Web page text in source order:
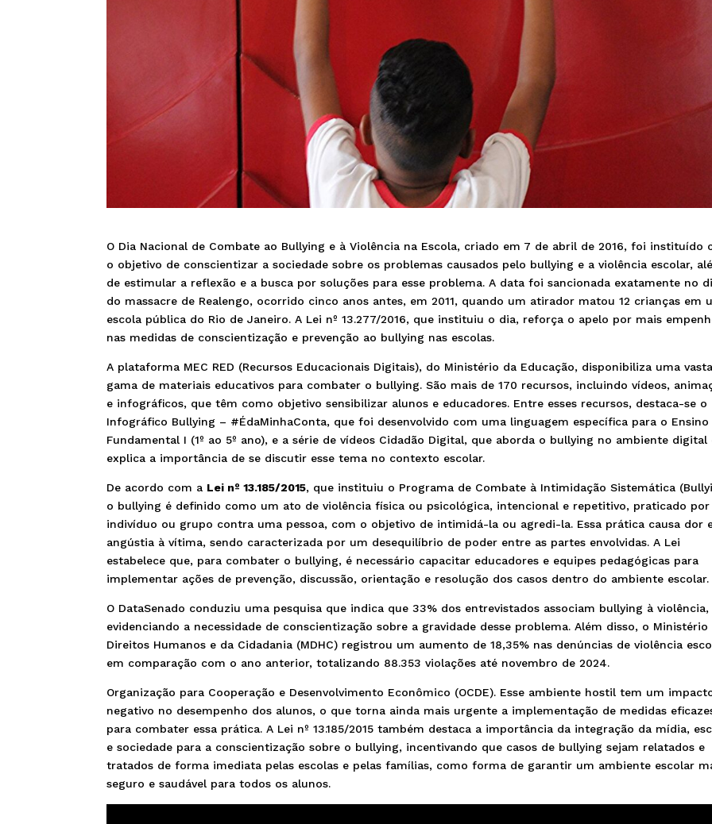
O Dia Nacional de Combate ao Bullying e à Violência na Escola, criado em 7 de abril de 2016, foi instituído
o objetivo de conscientizar a sociedade sobre os problemas causados pelo bullying e a violência escolar,
de estimular a reflexão e a busca por soluções para esse problema. A data foi sancionada exatamente no
do massacre de Realengo, ocorrido cinco anos antes, em 2011, quando um atirador matou 12 crianças em
escola pública do Rio de Janeiro. A Lei nº 13.277/2016, que instituiu o dia, reforça o apelo por mais
nas medidas de conscientização e prevenção ao bullying nas escolas.
A plataforma MEC RED (Recursos Educacionais Digitais), do Ministério da Educação, disponibiliza uma vasta
gama de materiais educativos para combater o bullying. São mais de 170 recursos, incluindo vídeos,
e infográficos, que têm como objetivo sensibilizar alunos e educadores. Entre esses recursos, destaca-se o
Infográfico Bullying – #ÉdaMinhaConta, que foi desenvolvido com uma linguagem específica para o Ensino
Fundamental I (1º ao 5º ano), e a série de vídeos Cidadão Digital, que aborda o bullying no ambiente digital
explica a importância de se discutir esse tema no contexto escolar.
De acordo com a Lei nº 13.185/2015, que instituiu o Programa de Combate à Intimidação Sistemática
o bullying é definido como um ato de violência física ou psicológica, intencional e repetitivo, praticado por
indivíduo ou grupo contra uma pessoa, com o objetivo de intimidá-la ou agredi-la. Essa prática causa dor
angústia à vítima, sendo caracterizada por um desequilíbrio de poder entre as partes envolvidas. A Lei
estabelece que, para combater o bullying, é necessário capacitar educadores e equipes pedagógicas para
implementar ações de prevenção, discussão, orientação e resolução dos casos dentro do ambiente escolar.
O DataSenado conduziu uma pesquisa que indica que 33% dos entrevistados associam bullying à violência,
evidenciando a necessidade de conscientização sobre a gravidade desse problema. Além disso, o Ministério
Direitos Humanos e da Cidadania (MDHC) registrou um aumento de 18,35% nas denúncias de violência
em comparação com o ano anterior, totalizando 88.353 violações até novembro de 2024.
Organização para Cooperação e Desenvolvimento Econômico (OCDE). Esse ambiente hostil tem um
negativo no desempenho dos alunos, o que torna ainda mais urgente a implementação de medidas
para combater essa prática. A Lei nº 13.185/2015 também destaca a importância da integração da mídia,
e sociedade para a conscientização sobre o bullying, incentivando que casos de bullying sejam relatados e
tratados de forma imediata pelas escolas e pelas famílias, como forma de garantir um ambiente escolar
seguro e saudável para todos os alunos.